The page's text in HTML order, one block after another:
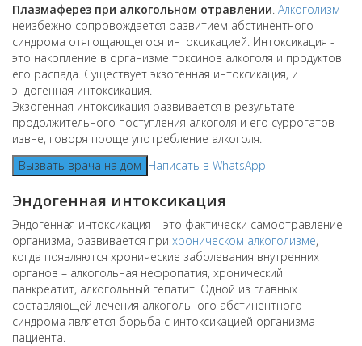
Плазмаферез при алкогольном отравлении Алкоголизм
неизбежно сопровождается развитием абстинентного
синдрома отягощающегося интоксикацией. Интоксикация -
это накопление в организме токсинов алкоголя и продуктов
его распада. Существует экзогенная интоксикация, и
эндогенная интоксикация.
Экзогенная интоксикация развивается в результате
продолжительного поступления алкоголя и его суррогатов
извне, говоря проще употребление алкоголя.
Вызвать врача на дом Написать в WhatsApp
Эндогенная интоксикация
Эндогенная интоксикация – это фактически самоотравление
организма, развивается при хроническом алкоголизме,
когда появляются хронические заболевания внутренних
органов – алкогольная нефропатия, хронический
панкреатит, алкогольный гепатит. Одной из главных
составляющей лечения алкогольного абстинентного
синдрома является борьба с интоксикацией организма
пациента.